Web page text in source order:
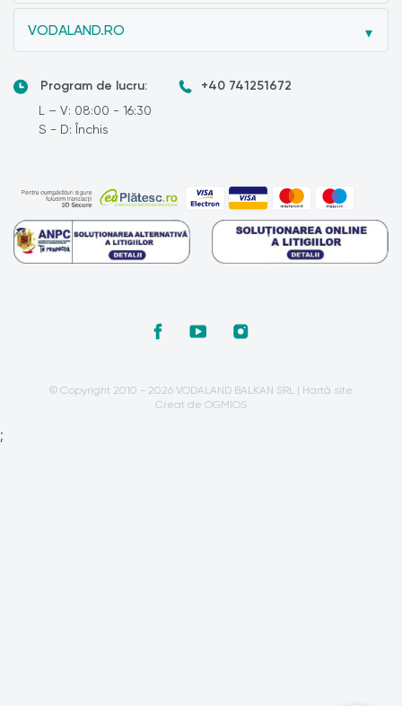
VODALAND.RO
Program de lucru:
L – V: 08:00 - 16:30
S - D: Închis
+40 741251672
© Copyright 2010 - 2026 VODALAND BALKAN SRL | Hartă site
Creat de OGMIOS
;